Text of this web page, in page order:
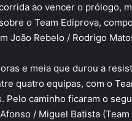
ao vencer o prólogo,
o Team Ediprova,
João Rebelo / Rodrigo
e meia que durou a
quatro equipas, com o
Pelo caminho ficaram o
/ Miguel Batista